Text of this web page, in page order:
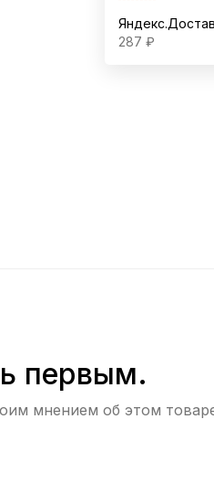
287₽
первым.
мнением об этом